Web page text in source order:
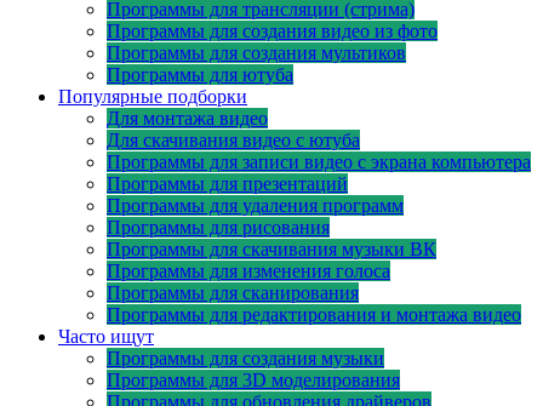
Программы для трансляции (стрима)
Программы для создания видео из фото
Программы для создания мультиков
Программы для ютуба
Популярные подборки
Для монтажа видео
Для скачивания видео с ютуба
Программы для записи видео с экрана компьютера
Программы для презентаций
Программы для удаления программ
Программы для рисования
Программы для скачивания музыки ВК
Программы для изменения голоса
Программы для сканирования
Программы для редактирования и монтажа видео
Часто ищут
Программы для создания музыки
Программы для 3D моделирования
Программы для обновления драйверов